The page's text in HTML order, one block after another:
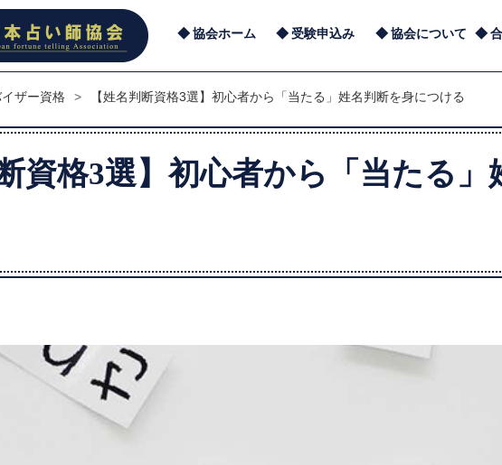
協会ホーム 受験申込み 協会について
ザー資格 > 【姓名判断資格3選】初心者から「当たる」姓名判断を身につける
断資格3選】初心者から「当たる